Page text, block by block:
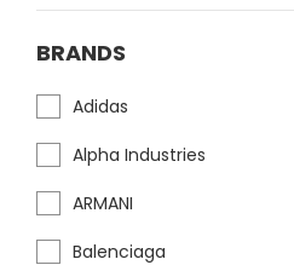
BRANDS
Adidas
Alpha Industries
ARMANI
Balenciaga